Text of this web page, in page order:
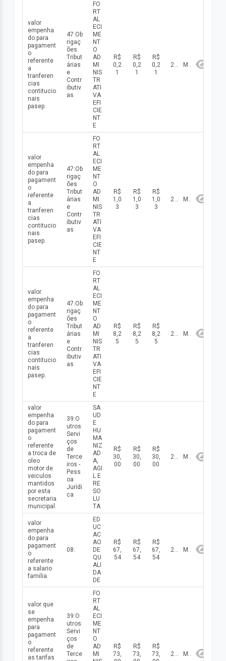
valor
empenha
do para
pagament
o
referente
a
tranferen
cias
contitucio
nais
pasep.
47:Ob
rigaç
ões
Tribut
árias
e
Contr
ibutiv
as
FO
RT
AL
ECI
ME
NT
O
AD
MI
NIS
TR
ATI
VA
EFI
CIE
NT
E
R$
0,2
1
R$
0,2
1
R$
0,2
1
2026 Maio
valor
empenha
do para
pagament
o
referente
a
tranferen
cias
contitucio
nais
pasep.
47:Ob
rigaç
ões
Tribut
árias
e
Contr
ibutiv
as
FO
RT
AL
ECI
ME
NT
O
AD
MI
NIS
TR
ATI
VA
EFI
CIE
NT
E
R$
1,0
3
R$
1,0
3
R$
1,0
3
2026 Maio
valor
empenha
do para
pagament
o
referente
a
tranferen
cias
contitucio
nais
pasep.
47:Ob
rigaç
ões
Tribut
árias
e
Contr
ibutiv
as
FO
RT
AL
ECI
ME
NT
O
AD
MI
NIS
TR
ATI
VA
EFI
CIE
NT
E
R$
8,2
5
R$
8,2
5
R$
8,2
5
2026 Maio
valor
empenha
do para
pagament
o
referente
a troca de
oleo
motor de
veiculos
mantidos
por esta
secretaria
municipal.
39:O
utros
Servi
ços
de
Terce
iros -
Pess
oa
Jurídi
ca
SA
UD
E
HU
MA
NIZ
AD
A,
AGI
L E
RE
SO
LU
TA
R$
30,
00
R$
30,
00
R$
30,
00
2026 Maio
valor
empenha
do para
pagament
o
referente
a salario
familia.
08:
ED
UC
AC
AO
DE
QU
ALI
DA
DE
R$
67,
54
R$
67,
54
R$
67,
54
2026 Maio
valor que
se
empenha
para
pagament
o
referente
as tarifas
39:O
utros
Servi
ços
de
Terce
FO
RT
AL
ECI
ME
NT
O
AD
MI
R$
73,
R$
73,
R$
73,
2026 Maio